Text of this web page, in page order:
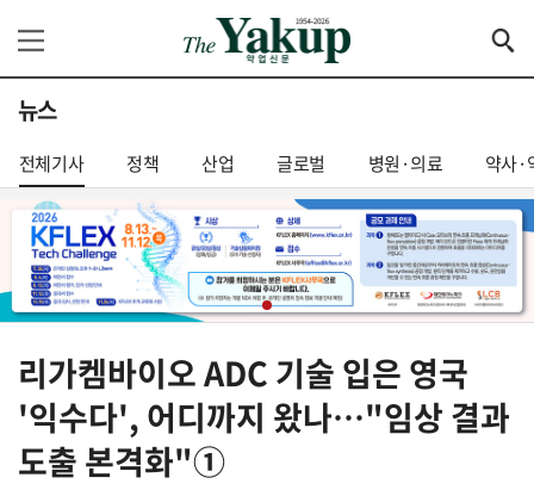
뉴스
전체기사 정책 산업 글로벌 병원·의료 약사·
리가켐바이오 ADC 기술 입은 영국
'익수다', 어디까지 왔나…"임상 결과
도출 본격화"①